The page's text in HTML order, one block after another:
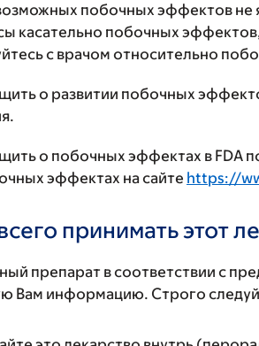
побочных эффектов не
касательно побочных
с врачом относительно
о развитии побочных
о побочных эффектах в FDA
эффектах на сайте https://
принимать этот
препарат в соответствии с
Вам информацию. Строго